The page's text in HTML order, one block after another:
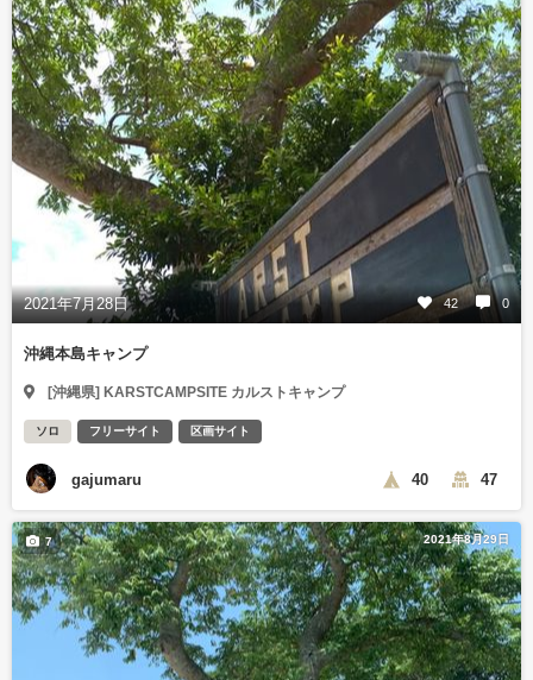
2021年7月28日 42 0
沖縄本島キャンプ
[沖縄県] KARSTCAMPSITE カルストキャンプ
ソロ フリーサイト 区画サイト
gajumaru 40 47
2021年8月29日
7